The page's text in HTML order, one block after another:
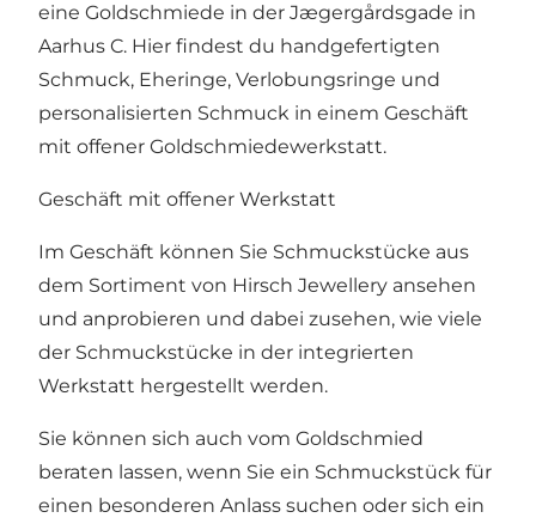
eine Goldschmiede in der Jægergårdsgade in
Aarhus C. Hier findest du handgefertigten
Schmuck, Eheringe, Verlobungsringe und
personalisierten Schmuck in einem Geschäft
mit offener Goldschmiedewerkstatt.
Geschäft mit offener Werkstatt
Im Geschäft können Sie Schmuckstücke aus
dem Sortiment von Hirsch Jewellery ansehen
und anprobieren und dabei zusehen, wie viele
der Schmuckstücke in der integrierten
Werkstatt hergestellt werden.
Sie können sich auch vom Goldschmied
beraten lassen, wenn Sie ein Schmuckstück für
einen besonderen Anlass suchen oder sich ein